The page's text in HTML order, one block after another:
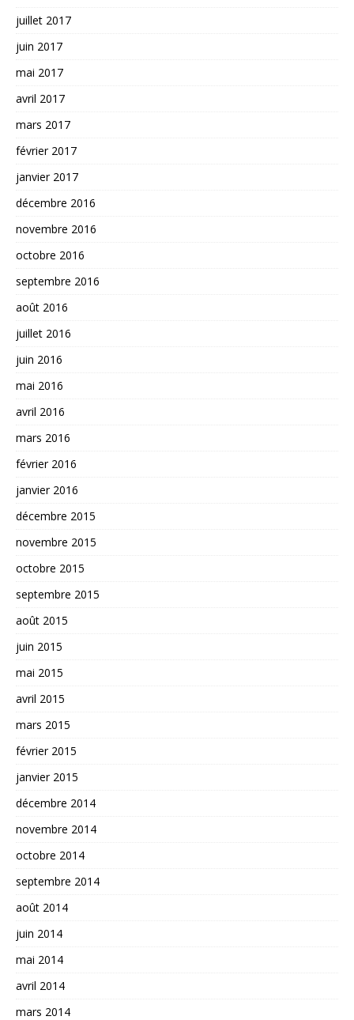
juillet 2017
juin 2017
mai 2017
avril 2017
mars 2017
février 2017
janvier 2017
décembre 2016
novembre 2016
octobre 2016
septembre 2016
août 2016
juillet 2016
juin 2016
mai 2016
avril 2016
mars 2016
février 2016
janvier 2016
décembre 2015
novembre 2015
octobre 2015
septembre 2015
août 2015
juin 2015
mai 2015
avril 2015
mars 2015
février 2015
janvier 2015
décembre 2014
novembre 2014
octobre 2014
septembre 2014
août 2014
juin 2014
mai 2014
avril 2014
mars 2014